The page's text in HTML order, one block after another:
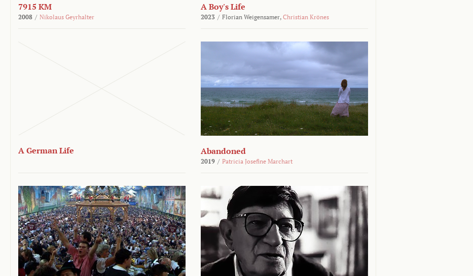
7915 KM
2008 / Nikolaus Geyrhalter
A Boy's Life
2023 / Florian Weigensamer, Christian Krönes
A German Life Abandoned
2019 / Patricia Josefine Marchart